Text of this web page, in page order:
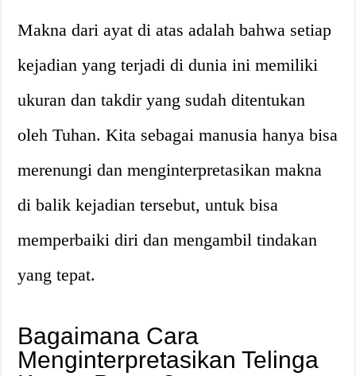
Makna dari ayat di atas adalah bahwa setiap
kejadian yang terjadi di dunia ini memiliki
ukuran dan takdir yang sudah ditentukan
oleh Tuhan. Kita sebagai manusia hanya bisa
merenungi dan menginterpretasikan makna
di balik kejadian tersebut, untuk bisa
memperbaiki diri dan mengambil tindakan
yang tepat.
Bagaimana Cara
Menginterpretasikan Telinga